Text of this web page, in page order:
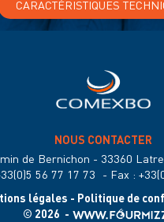
CARACTÉRISTIQUES
NOUS CONTACTER
de Bernichon - 33360
56 77 17 73
- Fax :
légales - Politique de
© 2026 -